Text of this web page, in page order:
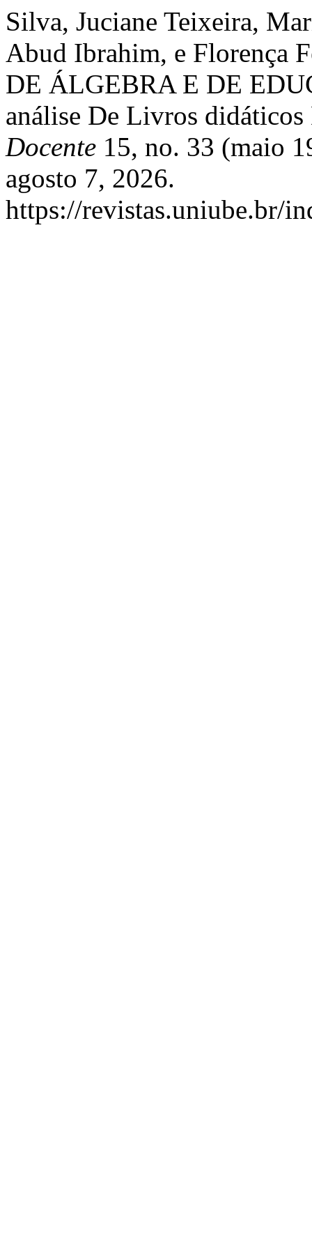
Silva, Juciane Teixeira,
Abud Ibrahim, e Florença
DE ÁLGEBRA E DE
análise De Livros
Docente 15, no. 33 (maio
agosto 7, 2026.
https://revistas.uniube.br/